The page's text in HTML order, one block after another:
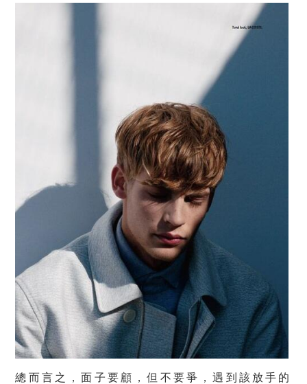
總而言之，面子要顧，但不要爭，遇到該放手的